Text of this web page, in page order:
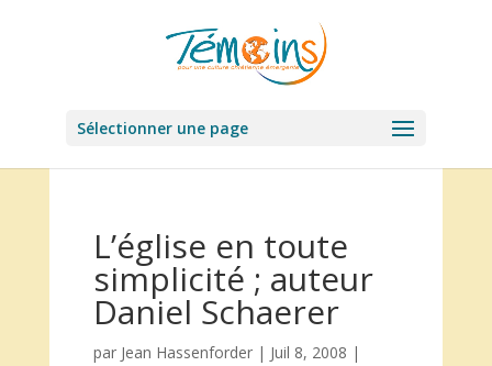
Sélectionner une page
L’église en toute
simplicité ; auteur
Daniel Schaerer
par Jean Hassenforder| Juil 8, 2008 |